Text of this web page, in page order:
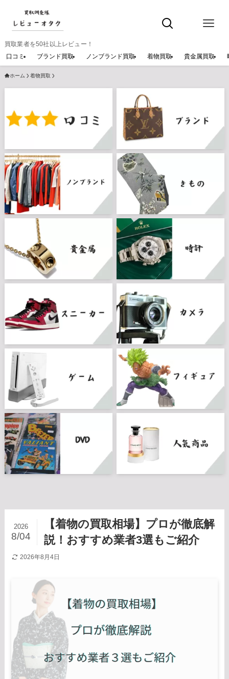
買取業者を50社以上レビュー！
口コミ
ブランド買取 ノンブランド買取 着物買取 貴金属買取
ホーム 着物買取
【着物の買取相場】プロが徹底解
説！おすすめ業者3選もご紹介
2026
8/04
2026年8月4日